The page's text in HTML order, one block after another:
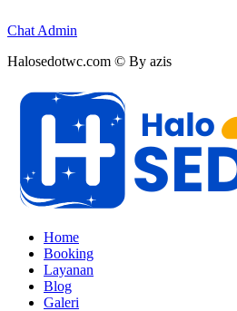
Chat Admin
Halosedotwc.com © By azis
Home
Booking
Layanan
Blog
Galeri